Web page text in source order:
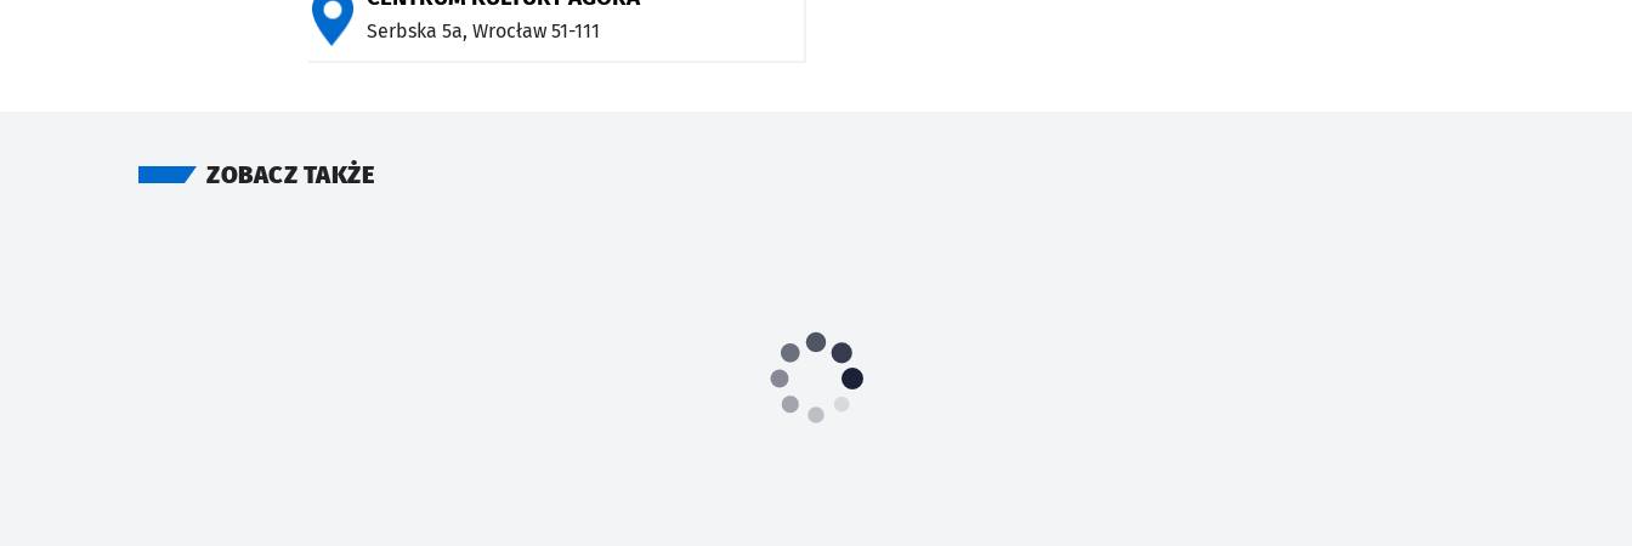
Serbska 5a, Wrocław 51-111
ZOBACZ TAKŻE